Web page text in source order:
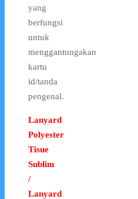
yang
berfungsi
untuk
menggantungakan
kartu
id/tanda
pengenal.
Lanyard
Polyester
Tisue
Sublim
/
Lanyard